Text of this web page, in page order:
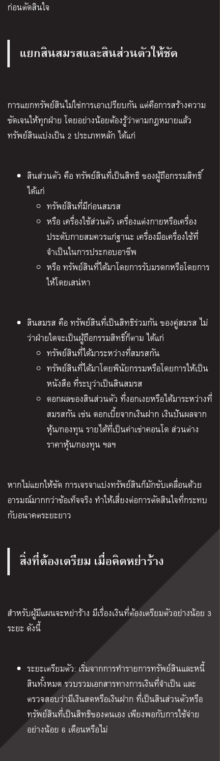
ก่อนตัดสินใจ
แยกสินสมรสและสินส่วนตัวให้ชัด
การแยกทรัพย์สินไม่ใช่การเอาเปรียบกัน แต่คือการสร้างความ
ชัดเจนให้ทุกฝ่าย โดยอย่างน้อยต้องรู้ว่าตามกฎหมายแล้ว
ทรัพย์สินแบ่งเป็น 2 ประเภทหลัก ได้แก่
สินส่วนตัว คือ ทรัพย์สินที่เป็นสิทธิ ของผู้ถือกรรมสิทธิ์
ได้แก่
ทรัพย์สินที่มีก่อนสมรส
หรือ เครื่องใช้ส่วนตัว เครื่องแต่งกายหรือเครื่อง
ประดับกายสมควรแก่ฐานะ เครื่องมือเครื่องใช้ที่
จำเป็นในการประกอบอาชีพ
หรือ ทรัพย์สินที่ได้มาโดยการรับมรดกหรือโดยการ
ให้โดยเสน่หา
สินสมรส คือ ทรัพย์สินที่เป็นสิทธิร่วมกัน ของคู่สมรส ไม่
ว่าฝ่ายใดจะเป็นผู้ถือกรรมสิทธิ์ก็ตาม ได้แก่
ทรัพย์สินที่ได้มาระหว่างที่สมรสกัน
ทรัพย์สินที่ได้มาโดยพินัยกรรมหรือโดยการให้เป็น
หนังสือ ที่ระบุว่าเป็นสินสมรส
ดอกผลของสินส่วนตัว ที่งอกเงยหรือได้มาระหว่างที่
สมรสกัน เช่น ดอกเบี้ยจากเงินฝาก เงินปันผลจาก
หุ้น/กองทุน รายได้ที่เป็นค่าเช่าคอนโด ส่วนต่าง
ราคาหุ้น/กองทุน ฯลฯ
หากไม่แยกให้ชัด การเจรจาแบ่งทรัพย์สินก็มักขับเคลื่อนด้วย
อารมณ์มากกว่าข้อเท็จจริง ทำให้เสี่ยงต่อการตัดสินใจที่กระทบ
กับอนาคตระยะยาว
สิ่งที่ต้องเตรียม เมื่อคิดหย่าร้าง
สำหรับผู้มีแผนจะหย่าร้าง มีเรื่องเงินที่ต้องเตรียมตัวอย่างน้อย 3
ระยะ ดังนี้
ระยะเตรียมตัว: เริ่มจากการทำรายการทรัพย์สินและหนี้
สินทั้งหมด รวบรวมเอกสารทางการเงินที่จำเป็น และ
ตรวจสอบว่ามีเงินสดหรือเงินฝาก ที่เป็นสินส่วนตัวหรือ
ทรัพย์สินที่เป็นสิทธิของตนเอง เพียงพอกับการใช้จ่าย
อย่างน้อย 6 เดือนหรือไม่